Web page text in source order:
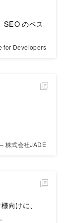
SEO のベス
for Developers
株式会社JADE
向けに、